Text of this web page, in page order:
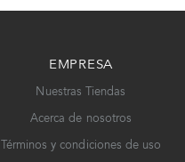
EMPRESA
Nuestras Tiendas
Acerca de nosotros
Términos y condiciones de uso